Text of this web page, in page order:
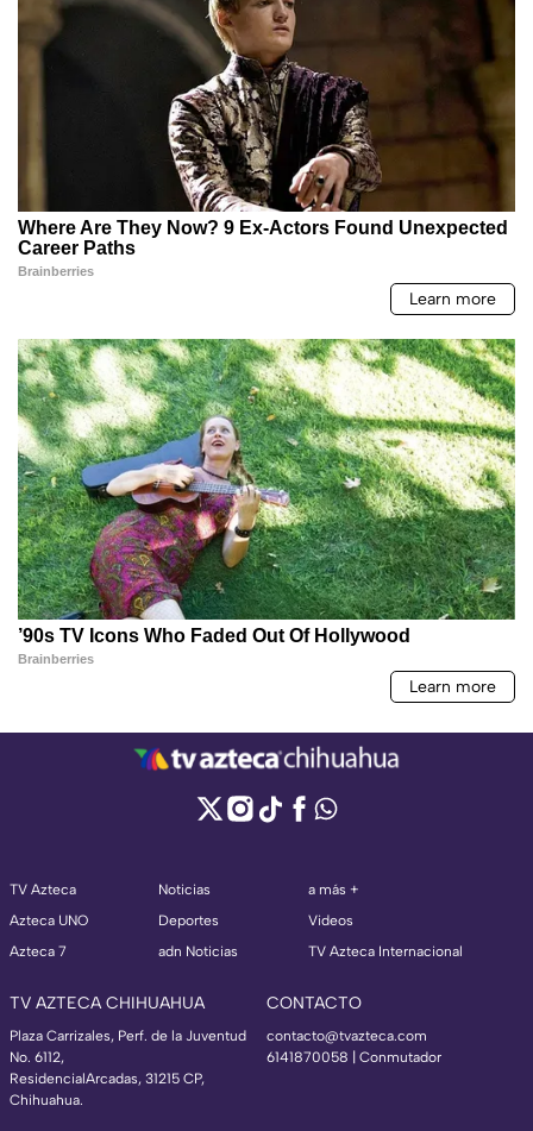
TV Azteca
Azteca UNO
Azteca 7
Noticias
Deportes
adn Noticias
a más +
Videos
TV Azteca Internacional
TV AZTECA CHIHUAHUA
Plaza Carrizales, Perf. de la Juventud
No. 6112,
ResidencialArcadas, 31215 CP,
Chihuahua.
CONTACTO
contacto@tvazteca.com
6141870058 | Conmutador